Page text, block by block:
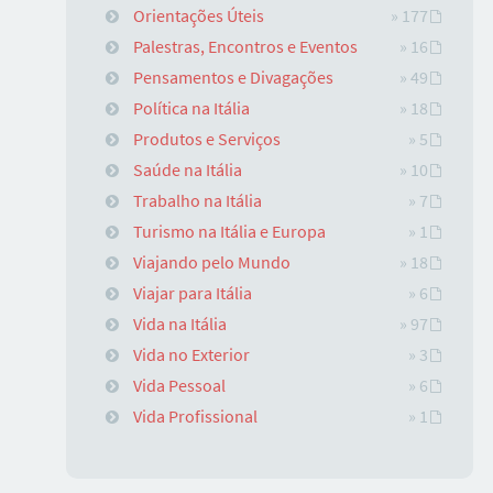
Orientações Úteis
» 177
Palestras, Encontros e Eventos
» 16
Pensamentos e Divagações
» 49
Política na Itália
» 18
Produtos e Serviços
» 5
Saúde na Itália
» 10
Trabalho na Itália
» 7
Turismo na Itália e Europa
» 1
Viajando pelo Mundo
» 18
Viajar para Itália
» 6
Vida na Itália
» 97
Vida no Exterior
» 3
Vida Pessoal
» 6
Vida Profissional
» 1